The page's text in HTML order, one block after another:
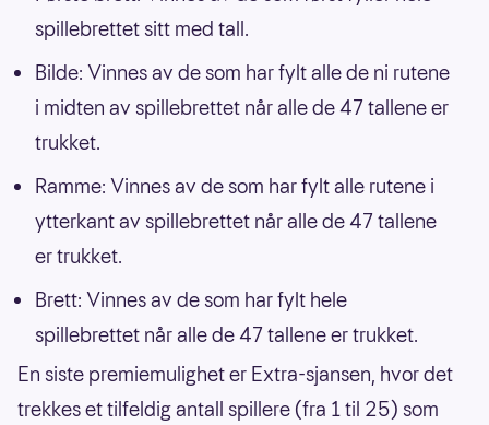
spillebrettet sitt med tall.
Bilde: Vinnes av de som har fylt alle de ni rutene
i midten av spillebrettet når alle de 47 tallene er
trukket.
Ramme: Vinnes av de som har fylt alle rutene i
ytterkant av spillebrettet når alle de 47 tallene
er trukket.
Brett: Vinnes av de som har fylt hele
spillebrettet når alle de 47 tallene er trukket.
En siste premiemulighet er Extra-sjansen, hvor det
trekkes et tilfeldig antall spillere (fra 1 til 25) som